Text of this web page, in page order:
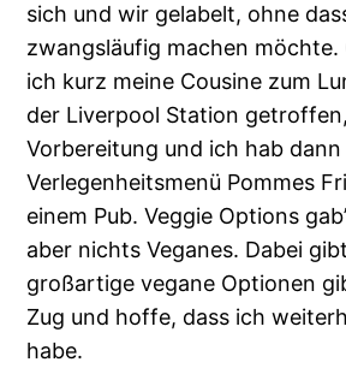
sich und wir gelabelt, ohne
zwangsläufig machen möchte.
ich kurz meine Cousine zum
der Liverpool Station
Vorbereitung und ich hab dann
Verlegenheitsmenü Pommes
einem Pub. Veggie Options
aber nichts Veganes. Dabei
großartige vegane Optionen
Zug und hoffe, dass ich
habe.